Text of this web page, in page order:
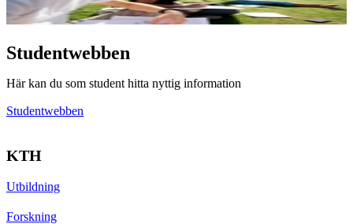
Studentwebben
Här kan du som student hitta nyttig information
Studentwebben
KTH
Utbildning
Forskning